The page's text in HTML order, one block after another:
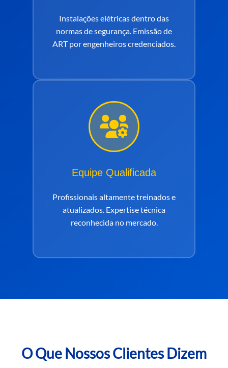
Instalações elétricas dentro das
normas de segurança. Emissão de
ART por engenheiros credenciados.
Equipe Qualificada
Profissionais altamente treinados e
atualizados. Expertise técnica
reconhecida no mercado.
O Que Nossos Clientes Dizem